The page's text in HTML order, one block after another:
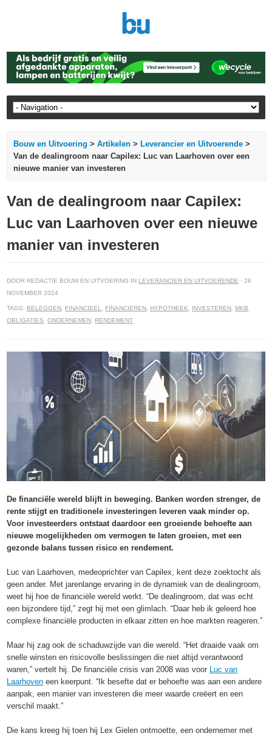
Bouw en Uitvoering >Artikelen > Leverancier en Uitvoerende >
Van de dealingroom naar Capilex: Luc van Laarhoven over een
nieuwe manier van investeren
Van de dealingroom naar Capilex:
Luc van Laarhoven over een nieuwe
manier van investeren
DOOR REDACTIE BOUW EN UITVOERING IN LEVERANCIER EN UITVOERENDE · 26
NOVEMBER 2024
TAGS: BELEGGEN, FINANCIEEL, FINANCIEREN, HYPOTHEEK, INVESTEREN, MKB,
OBLIGATIES,ONDERNEMEN, RENDEMENT
De financiële wereld blijft in beweging. Banken worden strenger, de
rente stijgt en traditionele investeringen leveren vaak minder op.
Voor investeerders ontstaat daardoor een groeiende behoefte aan
nieuwe mogelijkheden om vermogen te laten groeien, met een
gezonde balans tussen risico en rendement.
Luc van Laarhoven, medeoprichter van Capilex, kent deze zoektocht als
geen ander. Met jarenlange ervaring in de dynamiek van de dealingroom,
weet hij hoe de financiële wereld werkt. “De dealingroom, dat was echt
een bijzondere tijd,” zegt hij met een glimlach. “Daar heb ik geleerd hoe
complexe financiële producten in elkaar zitten en hoe markten reageren.”
Maar hij zag ook de schaduwzijde van die wereld. “Het draaide vaak om
snelle winsten en risicovolle beslissingen die niet altijd verantwoord
waren,” vertelt hij. De financiële crisis van 2008 was voor Luc van
Laarhoven een keerpunt. “Ik besefte dat er behoefte was aan een andere
aanpak, een manier van investeren die meer waarde creëert en een
verschil maakt.”
Die kans kreeg hij toen hij Lex Gielen ontmoette, een ondernemer met